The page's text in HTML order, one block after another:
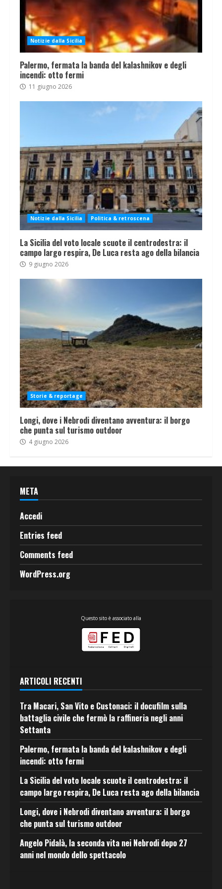
Notizie dalla Sicilia
Palermo, fermata la banda del kalashnikov e degli
incendi: otto fermi
11 giugno 2026
Notizie dalla Sicilia Politica & retroscena
La Sicilia del voto locale scuote il centrodestra: il
campo largo respira, De Luca resta ago della bilancia
9 giugno 2026
Storie & reportage
Longi, dove i Nebrodi diventano avventura: il borgo
che punta sul turismo outdoor
4 giugno 2026
META
Accedi
Entries feed
Comments feed
WordPress.org
Questo sito è associato alla
ARTICOLI RECENTI
Tra Macari, San Vito e Custonaci: il docufilm sulla
battaglia civile che fermò la raffineria negli anni
Settanta
Palermo, fermata la banda del kalashnikov e degli
incendi: otto fermi
La Sicilia del voto locale scuote il centrodestra: il
campo largo respira, De Luca resta ago della bilancia
Longi, dove i Nebrodi diventano avventura: il borgo
che punta sul turismo outdoor
Angelo Pidalà, la seconda vita nei Nebrodi dopo 27
anni nel mondo dello spettacolo